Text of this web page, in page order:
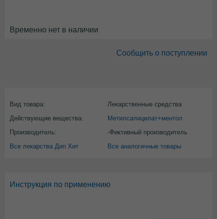
Временно нет в наличии
Сообщить о поступлении
Вид товара:
Лекарственные средства
Действующие вещества:
Метилсалицилат+ментол
Производитель:
-Фиктивный производитель
Все лекарства Дип Хит
Все аналогичные товары
Инструкция по применению